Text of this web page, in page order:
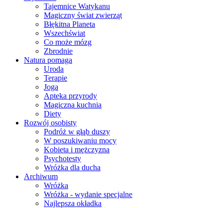
Tajemnice Watykanu
Magiczny świat zwierząt
Błękitna Planeta
Wszechświat
Co może mózg
Zbrodnie
Natura pomaga
Uroda
Terapie
Joga
Apteka przyrody
Magiczna kuchnia
Diety
Rozwój osobisty
Podróż w głąb duszy
W poszukiwaniu mocy
Kobieta i mężczyzna
Psychotesty
Wróżka dla ducha
Archiwum
Wróżka
Wróżka - wydanie specjalne
Najlepsza okładka